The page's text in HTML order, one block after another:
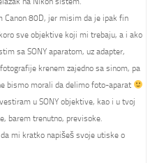
Canon 80D, jer misim da je ipak fin
sve objektive koji mi trebaju, a i ako
sa SONY aparatom, uz adapter,
krenem zajedno sa sinom, pa
bismo morali da delimo foto-aparat
u SONY objektive, kao i u tvoj
barem trenutno, previsoke.
mi kratko napišeš svoje utiske o